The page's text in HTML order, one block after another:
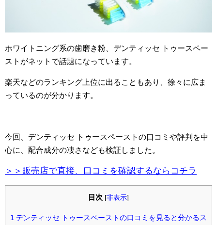
ホワイトニング系の歯磨き粉、デンティッセ トゥースペー
ストがネットで話題になっています。
楽天などのランキング上位に出ることもあり、徐々に広ま
っているのが分かります。
今回、デンティッセ トゥースペーストの口コミや評判を中
心に、配合成分の凄さなども検証しました。
＞＞販売店で直接、口コミを確認するならコチラ
目次 [非表示]
1 デンティッセ トゥースペーストの口コミを見ると分かるス